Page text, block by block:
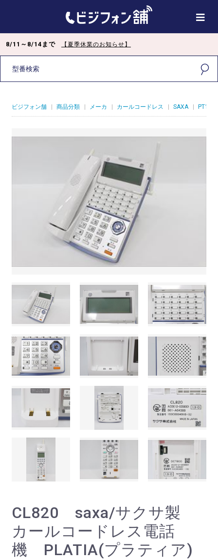
8/11～8/14まで 【夏季休業のお知らせ】
ビジフォン舗 商品分類 メーカ カールコードレス SAXA
CL820 saxa/サクサ製
カールコードレス電話
機 PLATIA(プラティア)